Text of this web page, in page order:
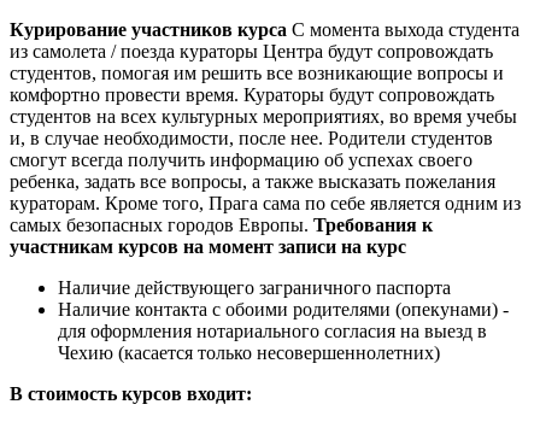
Курирование участников курса С момента выхода студента
из самолета / поезда кураторы Центра будут сопровождать
студентов, помогая им решить все возникающие вопросы и
комфортно провести время. Кураторы будут сопровождать
студентов на всех культурных мероприятиях, во время учебы
и, в случае необходимости, после нее. Родители студентов
смогут всегда получить информацию об успехах своего
ребенка, задать все вопросы, а также высказать пожелания
кураторам. Кроме того, Прага сама по себе является одним из
самых безопасных городов Европы. Требования к
участникам курсов на момент записи на курс
Наличие действующего заграничного паспорта
Наличие контакта с обоими родителями (опекунами) -
для оформления нотариального согласия на выезд в
Чехию (касается только несовершеннолетних)
В стоимость курсов входит: